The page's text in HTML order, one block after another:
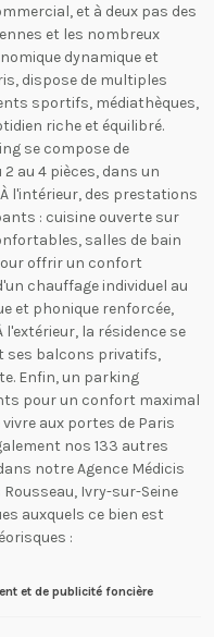
et à deux pas des
et les nombreux
dynamique et
dispose de multiples
sportifs, médiathèques,
riche et équilibré.
se compose de
au 4 pièces, dans un
l'intérieur, des prestations
: cuisine ouverte sur
salles de bain
offrir un confort
chauffage individuel au
et phonique renforcée,
la résidence se
ses balcons privatifs,
Enfin, un parking
pour un confort maximal
aux portes de Paris
nos 133 autres
notre Agence Médicis
Ivry-sur-Seine
auxquels ce bien est
:
et de publicité foncière